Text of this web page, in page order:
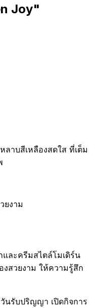
Joy"
าบสีเหลืองสดใส ที่เต็ม
ยงาม
ละครีมสไตล์โมเดิร์น
สวยงาม ให้ความรู้สึก
นรับปริญญา เปิดกิจการ